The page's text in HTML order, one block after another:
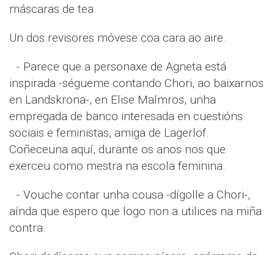
máscaras de tea.
Un dos revisores móvese coa cara ao aire.
- Parece que a personaxe de Agneta está
inspirada -ségueme contando Chori, ao baixarnos
en Landskrona-, en Elise Malmros, unha
empregada de banco interesada en cuestións
sociais e feministas, amiga de Lagerlöf.
Coñeceuna aquí, durante os anos nos que
exerceu como mestra na escola feminina.
- Vouche contar unha cousa -dígolle a Chori-,
aínda que espero que logo non a utilices na miña
contra.